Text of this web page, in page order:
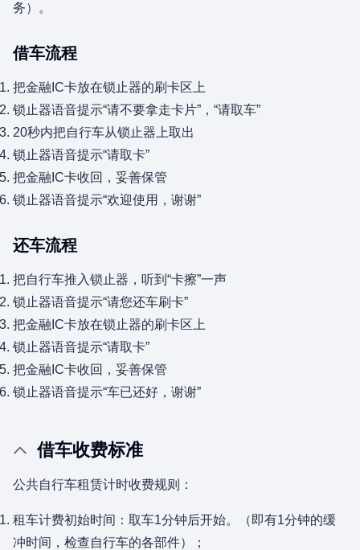
务）。
借车流程
把金融IC卡放在锁止器的刷卡区上
锁止器语音提示“请不要拿走卡片”，“请取车”
20秒内把自行车从锁止器上取出
锁止器语音提示“请取卡”
把金融IC卡收回，妥善保管
锁止器语音提示“欢迎使用，谢谢”
还车流程
把自行车推入锁止器，听到“卡擦”一声
锁止器语音提示“请您还车刷卡”
把金融IC卡放在锁止器的刷卡区上
锁止器语音提示“请取卡”
把金融IC卡收回，妥善保管
锁止器语音提示“车已还好，谢谢”
借车收费标准
公共自行车租赁计时收费规则：
租车计费初始时间：取车1分钟后开始。（即有1分钟的缓
冲时间，检查自行车的各部件）；